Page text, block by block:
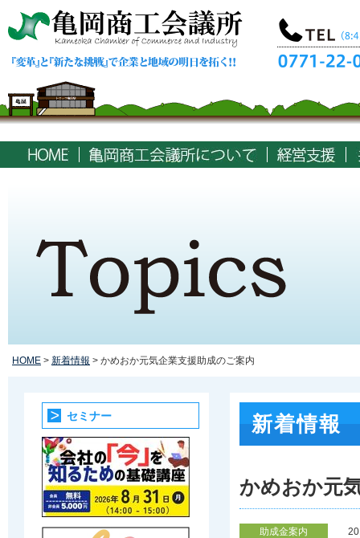
HOME > 新着情報 > かめおか元気企業支援助成のご案内
新着情報
かめおか元
助成金案内
セミナー